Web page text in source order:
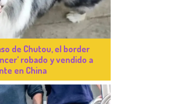
de Chutou, el border
robado y vendido a
en China